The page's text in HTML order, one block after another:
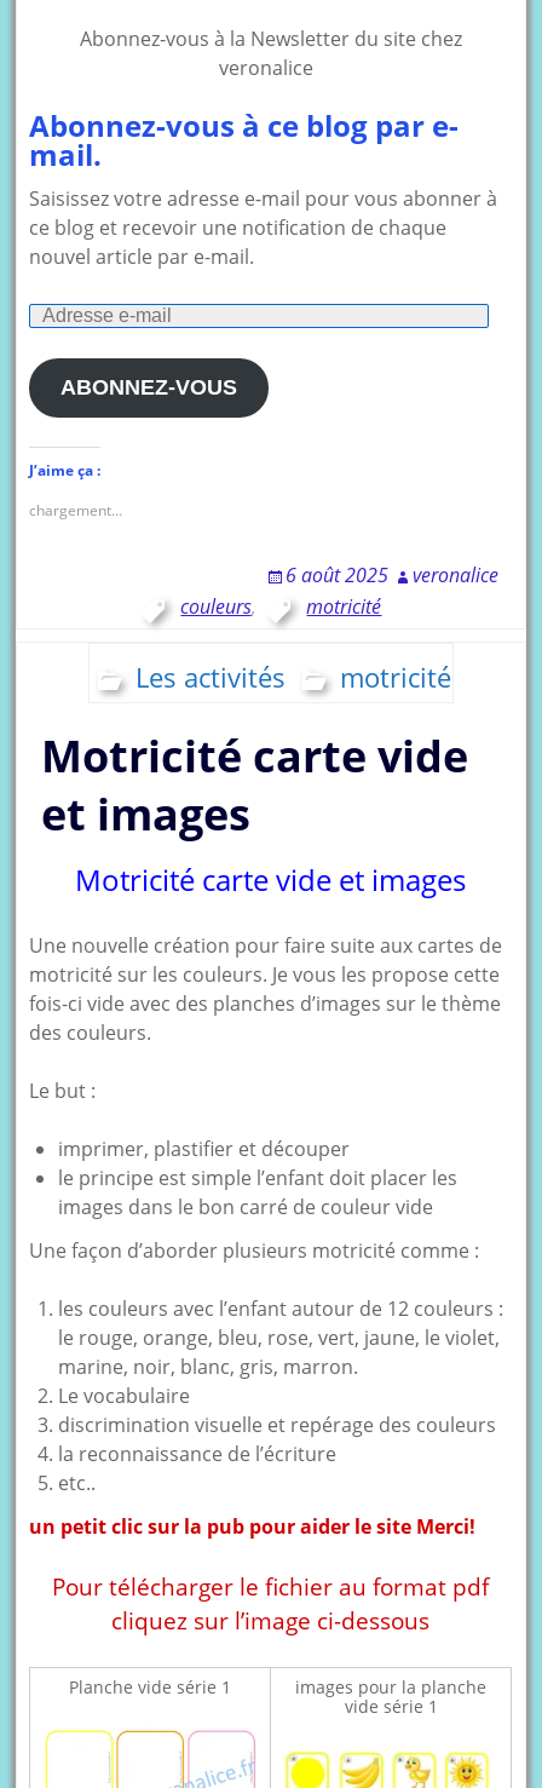
Abonnez-vous à la Newsletter du site chez
veronalice
Abonnez-vous à ce blog par e-
mail.
Saisissez votre adresse e-mail pour vous abonner à
ce blog et recevoir une notification de chaque
nouvel article par e-mail.
Adresse
mail
ABONNEZ-VOUS
J’aime ça :
chargement…
6 août 2025
veronalice
couleurs, motricité
Les activités motricité
Motricité carte vide
et images
Motricité carte vide et images
Une nouvelle création pour faire suite aux cartes de
motricité sur les couleurs. Je vous les propose cette
fois-ci vide avec des planches d’images sur le thème
des couleurs.
Le but :
imprimer, plastifier et découper
le principe est simple l’enfant doit placer les
images dans le bon carré de couleur vide
Une façon d’aborder plusieurs motricité comme :
les couleurs avec l’enfant autour de 12 couleurs :
le rouge, orange, bleu, rose, vert, jaune, le violet,
marine, noir, blanc, gris, marron.
Le vocabulaire
discrimination visuelle et repérage des couleurs
la reconnaissance de l’écriture
etc..
un petit clic sur la pub pour aider le site Merci!
Pour télécharger le fichier au format pdf
cliquez sur l’image ci-dessous
Planche vide série 1
images pour la planche
vide série 1